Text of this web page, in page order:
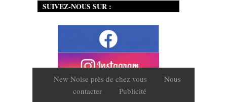
SUIVEZ-NOUS SUR :
New Noise près de chez vous
Nous
contacter
Publicité